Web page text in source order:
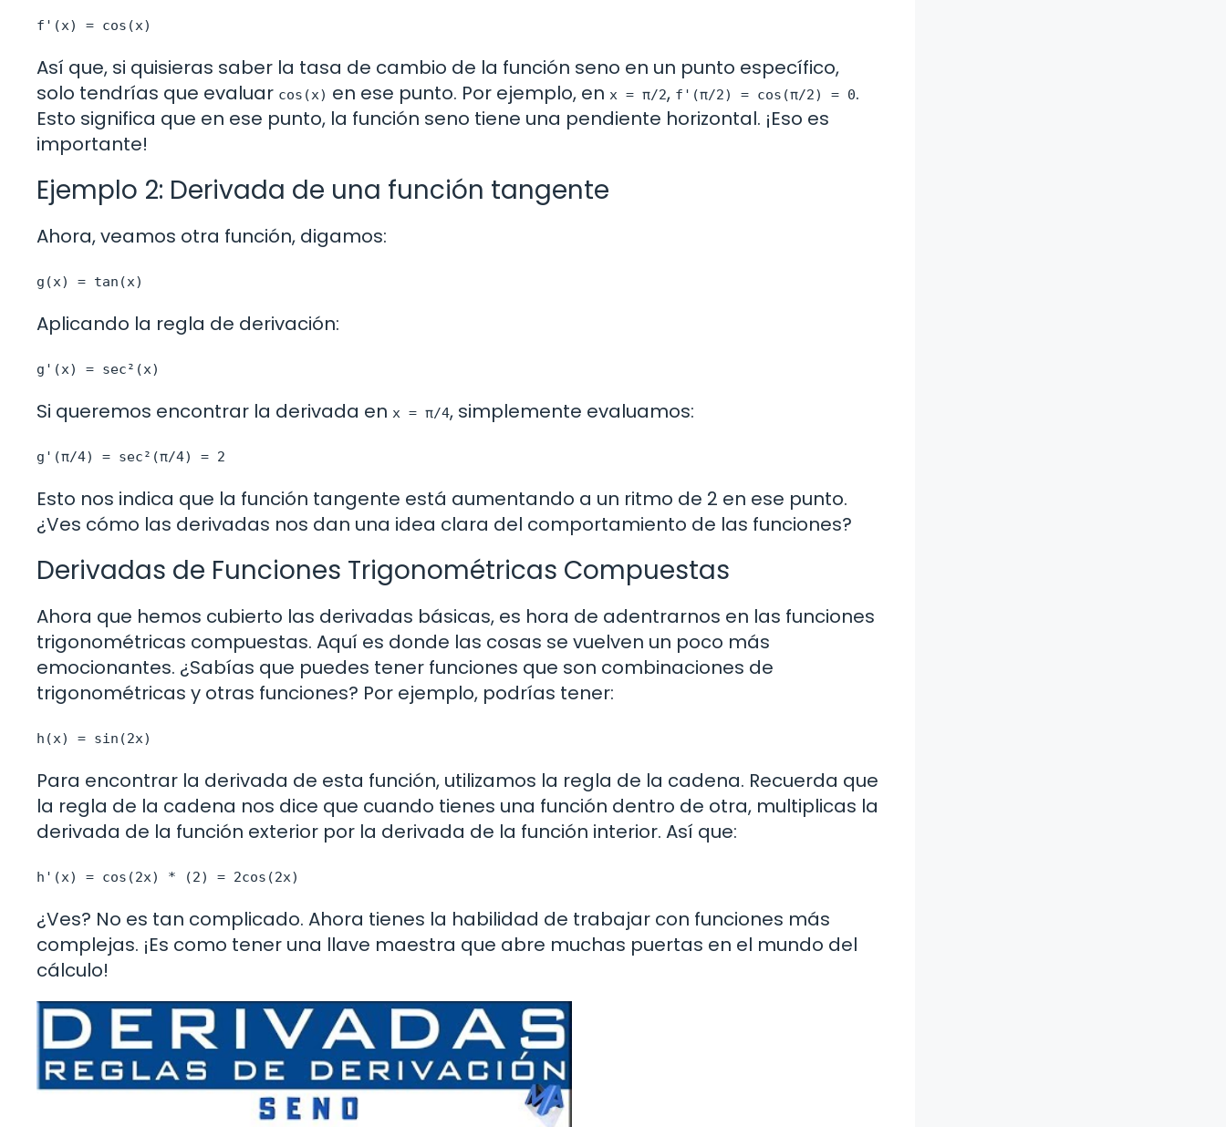
f'(x) = cos(x)
Así que, si quisieras saber la tasa de cambio de la función seno en un punto específico,
solo tendrías que evaluar cos(x) en ese punto. Por ejemplo, en x = π/2, f'(π/2) = cos(π/2) = 0.
Esto significa que en ese punto, la función seno tiene una pendiente horizontal. ¡Eso es
importante!
Ejemplo 2: Derivada de una función tangente
Ahora, veamos otra función, digamos:
g(x) = tan(x)
Aplicando la regla de derivación:
g'(x) = sec²(x)
Si queremos encontrar la derivada en x = π/4, simplemente evaluamos:
g'(π/4) = sec²(π/4) = 2
Esto nos indica que la función tangente está aumentando a un ritmo de 2 en ese punto.
¿Ves cómo las derivadas nos dan una idea clara del comportamiento de las funciones?
Derivadas de Funciones Trigonométricas Compuestas
Ahora que hemos cubierto las derivadas básicas, es hora de adentrarnos en las funciones
trigonométricas compuestas. Aquí es donde las cosas se vuelven un poco más
emocionantes. ¿Sabías que puedes tener funciones que son combinaciones de
trigonométricas y otras funciones? Por ejemplo, podrías tener:
h(x) = sin(2x)
Para encontrar la derivada de esta función, utilizamos la regla de la cadena. Recuerda que
la regla de la cadena nos dice que cuando tienes una función dentro de otra, multiplicas la
derivada de la función exterior por la derivada de la función interior. Así que:
h'(x) = cos(2x) * (2) = 2cos(2x)
¿Ves? No es tan complicado. Ahora tienes la habilidad de trabajar con funciones más
complejas. ¡Es como tener una llave maestra que abre muchas puertas en el mundo del
cálculo!